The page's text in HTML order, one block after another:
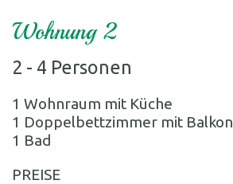
Wohnung 2
2 - 4 Personen
1 Wohnraum mit Küche
1 Doppelbettzimmer mit Balkon
1 Bad
PREISE